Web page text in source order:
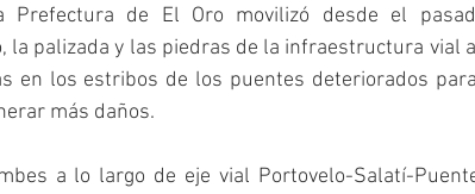
Prefectura de El Oro movilizó desde el
la palizada y las piedras de la infraestructura vial
en los estribos de los puentes deteriorados
más daños.
a lo largo de eje vial Portovelo-Salatí-